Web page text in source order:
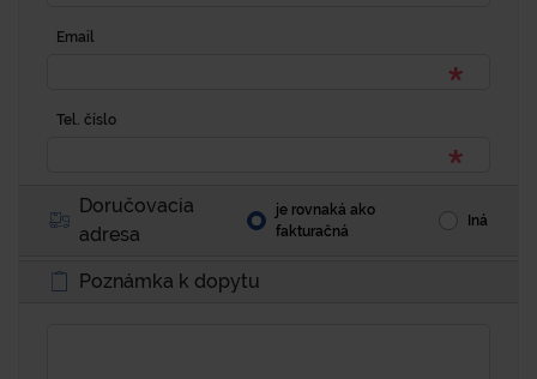
Email
Tel. číslo
Doručovacia
adresa
je rovnaká ako
fakturačná
Iná
Poznámka k dopytu